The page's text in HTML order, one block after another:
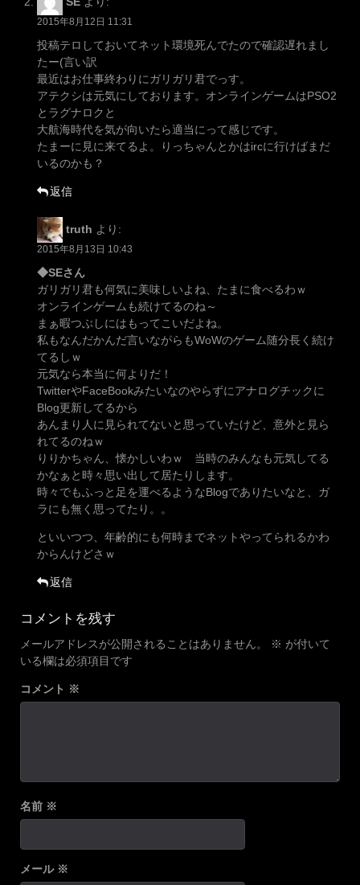
2015年8月12日 11:31
投稿テロしておいてネット環境死んでたので確認遅れまし
たー(言い訳
最近はお仕事終わりにガリガリ君でっす。
アテクシは元気にしております。オンラインゲームはPSO2
とラグナロクと
大航海時代を気が向いたら適当にって感じです。
たまーに見に来てるよ。りっちゃんとかはircに行けばまだ
いるのかも？
返信
truth より:
2015年8月13日 10:43
◆SEさん
ガリガリ君も何気に美味しいよね、たまに食べるわｗ
オンラインゲームも続けてるのね～
まぁ暇つぶしにはもってこいだよね。
私もなんだかんだ言いながらもWoWのゲーム随分長く続け
てるしｗ
元気なら本当に何よりだ！
TwitterやFaceBookみたいなのやらずにアナログチックに
Blog更新してるから
あんまり人に見られてないと思っていたけど、意外と見ら
れてるのねｗ
りりかちゃん、懐かしいわｗ 当時のみんなも元気してる
かなぁと時々思い出して居たりします。
時々でもふっと足を運べるようなBlogでありたいなと、ガ
ラにも無く思ってたり。。
といいつつ、年齢的にも何時までネットやってられるかわ
からんけどさｗ
返信
コメントを残す
メールアドレスが公開されることはありません。 ※ が付いて
いる欄は必須項目です
コメント ※
名前 ※
メール ※